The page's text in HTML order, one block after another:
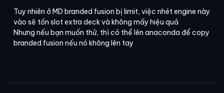
Tuy nhiên ở MD branded fusion bị limit, việc nhét engine này
vào sẽ tốn slot extra deck và không mấy hiệu quả
Nhưng nếu bạn muốn thử, thì có thể lên anaconda để copy
branded fusion nếu nó không lên tay